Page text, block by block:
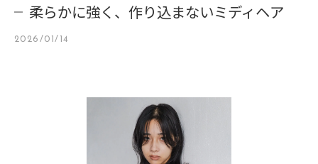
柔らかに強く、作り込まないミディヘア
2026/01/14